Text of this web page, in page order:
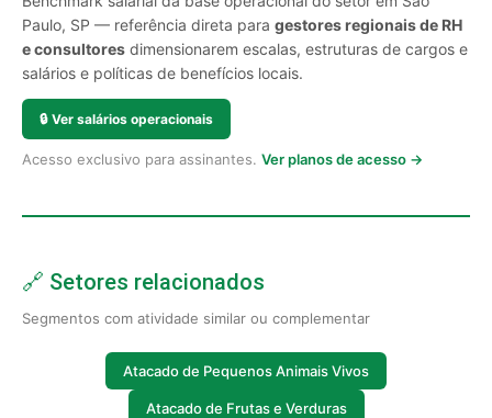
Paulo, SP — referência direta para gestores regionais de RH
e consultores dimensionarem escalas, estruturas de cargos e
salários e políticas de benefícios locais.
🔒 Ver salários operacionais
Acesso exclusivo para assinantes. Ver planos de acesso →
🔗 Setores relacionados
Segmentos com atividade similar ou complementar
Atacado de Pequenos Animais Vivos
Atacado de Frutas e Verduras